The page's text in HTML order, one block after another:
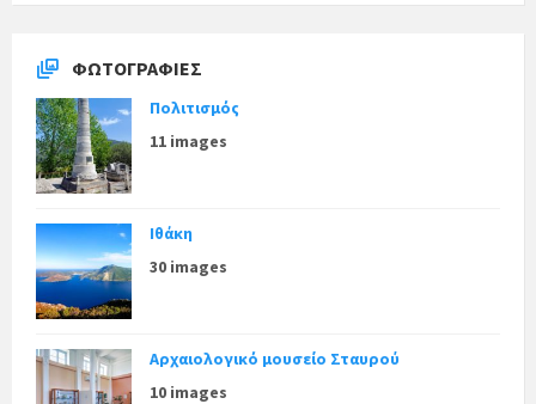
e
r
i
e
s
:
ΦΩΤΟΓΡΑΦΊΕΣ
Πολιτισμός
11 images
Ιθάκη
30 images
Αρχαιολογικό μουσείο Σταυρού
10 images